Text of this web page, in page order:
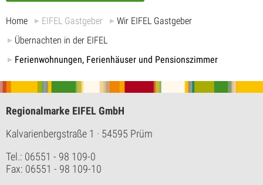
Home EIFEL Gastgeber
Wir EIFEL Gastgeber
Übernachten in der EIFEL
Ferienwohnungen, Ferienhäuser und Pensionszimmer
Regionalmarke EIFEL GmbH
Kalvarienbergstraße 1 · 54595 Prüm
Tel.: 06551 - 98 109-0
Fax: 06551 - 98 109-10